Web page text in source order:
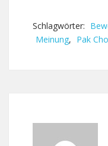
Schlagwörter:
Meinung, Pak